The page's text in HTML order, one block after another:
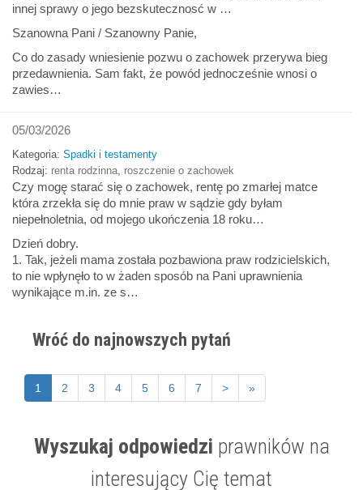
Wyszukaj odpowiedzi prawników na
interesujący Cię temat
innej sprawy o jego bezskutecznosć w …
Szanowna Pani / Szanowny Panie,
Co do zasady wniesienie pozwu o zachowek przerywa bieg
przedawnienia. Sam fakt, że powód jednocześnie wnosi o
zawies…
05/03/2026
Kategoria: Spadki i testamenty
Rodzaj: renta rodzinna roszczenie o zachowek
Czy mogę starać się o zachowek, rentę po zmarłej matce
która zrzekła się do mnie praw w sądzie gdy byłam
niepełnoletnia, od mojego ukończenia 18 roku…
Dzień dobry.
1. Tak, jeżeli mama została pozbawiona praw rodzicielskich,
to nie wpłynęło to w żaden sposób na Pani uprawnienia
wynikające m.in. ze s…
Wróć do najnowszych pytań
1 2 3 4 5 6 7 > »